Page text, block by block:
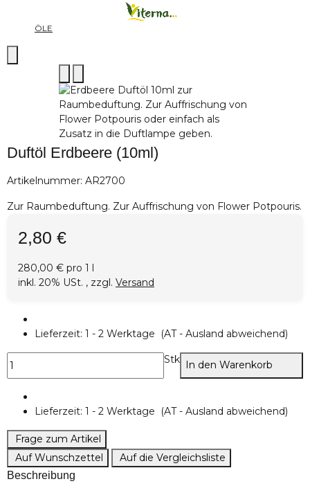
ÖLE
Duftöl Erdbeere (10ml)
Artikelnummer: AR2700
Zur Raumbeduftung. Zur Auffrischung von Flower Potpouris.
2,80 €
280,00 € pro 1 l
inkl. 20% USt. , zzgl. Versand
Lieferzeit: 1 - 2 Werktage (AT - Ausland abweichend)
Stk In den Warenkorb
Lieferzeit: 1 - 2 Werktage (AT - Ausland abweichend)
Frage zum Artikel
Auf Wunschzettel
Auf die Vergleichsliste
Beschreibung